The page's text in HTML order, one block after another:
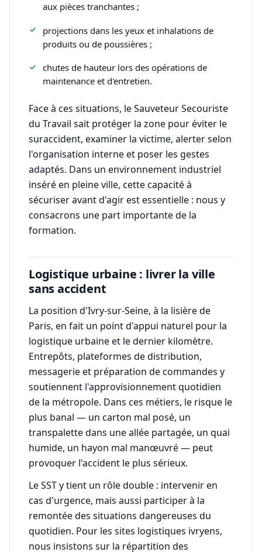
aux pièces tranchantes ;
projections dans les yeux et inhalations de
produits ou de poussières ;
chutes de hauteur lors des opérations de
maintenance et d'entretien.
Face à ces situations, le Sauveteur Secouriste
du Travail sait protéger la zone pour éviter le
suraccident, examiner la victime, alerter selon
l'organisation interne et poser les gestes
adaptés. Dans un environnement industriel
inséré en pleine ville, cette capacité à
sécuriser avant d'agir est essentielle : nous y
consacrons une part importante de la
formation.
Logistique urbaine : livrer la ville
sans accident
La position d'Ivry-sur-Seine, à la lisière de
Paris, en fait un point d'appui naturel pour la
logistique urbaine et le dernier kilomètre.
Entrepôts, plateformes de distribution,
messagerie et préparation de commandes y
soutiennent l'approvisionnement quotidien
de la métropole. Dans ces métiers, le risque le
plus banal — un carton mal posé, un
transpalette dans une allée partagée, un quai
humide, un hayon mal manœuvré — peut
provoquer l'accident le plus sérieux.
Le SST y tient un rôle double : intervenir en
cas d'urgence, mais aussi participer à la
remontée des situations dangereuses du
quotidien. Pour les sites logistiques ivryens,
nous insistons sur la répartition des